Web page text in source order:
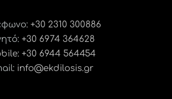
+30 2310 300886
+30 6974 364628
+30 6944 564454
info@ekdilosis.gr